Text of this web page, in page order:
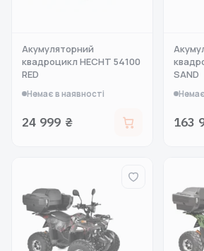
Акумуляторний
квадроцикл HECHT 54100
RED
Немає в наявності
24 999 ₴
SAND
163